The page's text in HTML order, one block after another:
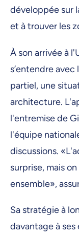
développée sur
et à trouver les
À son arrivée à
s’entendre
partiel, une
architecture.
l'entremise de
l'équipe
discussions.
surprise, mais
ensemble»,
Sa stratégie à
davantage à